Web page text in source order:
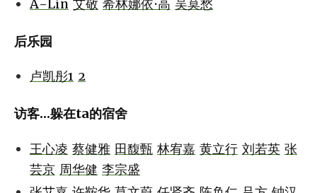
A-Lin 艾敬 希林娜依·高 吴莫愁
后乐园
卢凯彤1 2
访客...躲在ta的宿舍
王心凌 蔡健雅 田馥甄 林宥嘉 黄立行 刘若英 张
芸京 周华健 李宗盛